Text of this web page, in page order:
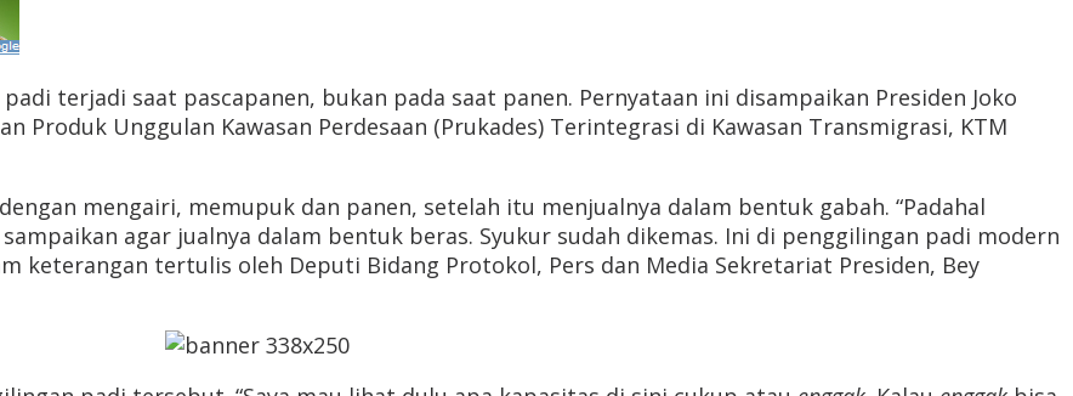
terjadi saat pascapanen, bukan pada saat panen. Pernyataan ini disampaikan Presiden Joko
Produk Unggulan Kawasan Perdesaan (Prukades) Terintegrasi di Kawasan Transmigrasi, KTM
mengairi, memupuk dan panen, setelah itu menjualnya dalam bentuk gabah. “Padahal
agar jualnya dalam bentuk beras. Syukur sudah dikemas. Ini di penggilingan padi modern
keterangan tertulis oleh Deputi Bidang Protokol, Pers dan Media Sekretariat Presiden, Bey